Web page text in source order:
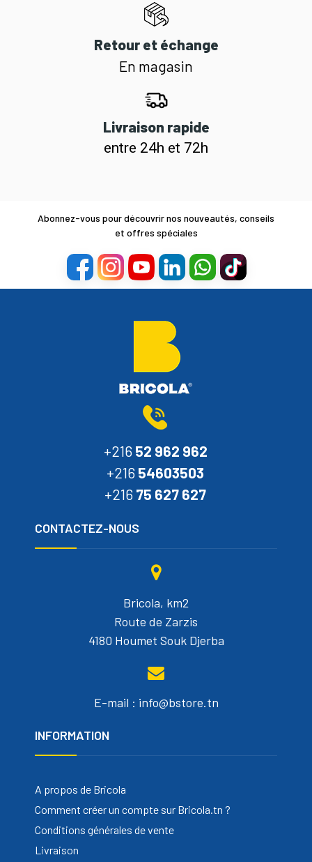
Retour et échange
En magasin
Livraison rapide
entre 24h et 72h
Abonnez-vous pour découvrir nos nouveautés, conseils
et offres spéciales
+216 52 962 962
+216 54603503
+216 75 627 627
CONTACTEZ-NOUS
Bricola, km2
Route de Zarzis
4180 Houmet Souk Djerba
E-mail : info@bstore.tn
INFORMATION
A propos de Bricola
Comment créer un compte sur Bricola.tn ?
Conditions générales de vente
Livraison